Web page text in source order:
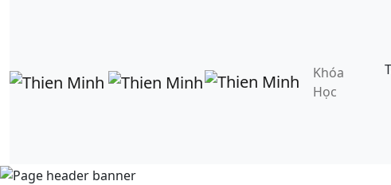
Khóa
Học